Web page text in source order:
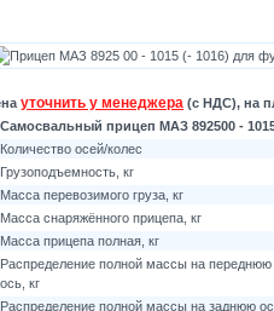
уточнить у менеджера (с НДС), на
Самосвальный прицеп МАЗ 892500 -
Количество осей/колес
Грузоподъемность, кг
Масса перевозимого груза, кг
Масса снаряжённого прицепа, кг
Масса прицепа полная, кг
Распределение полной массы на переднюю
ось, кг
Распределение полной массы на заднюю